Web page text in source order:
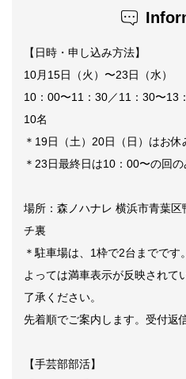
【日時・申し込み方法】
10月15日（火）〜23日（水）
10：00〜11：30／11：30〜
10名
＊19日（土）20日（日）はお休
＊23日最終日は10：00〜の回の
場所：森ノハナレ 横浜市青葉
チ裏
＊駐車場は、1枠で2台までで
よっては満車表示が反映されて
了承ください。
先着順でご案内します。受付返
【手芸部部活】